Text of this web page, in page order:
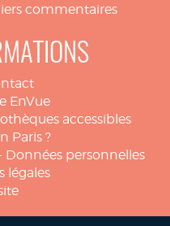
commentaires
EnVue
accessibles
Paris ?
Données personnelles
légales